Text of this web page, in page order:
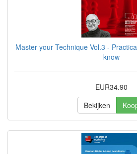
Master your Technique Vol.3 -
know
EUR34.90
Bekijken